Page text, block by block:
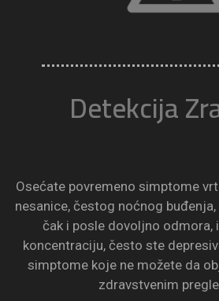
Detekcija
Osećate povremeno simptome
nesanice, čestog noćnog
čak i posle dovoljno odmora,
koncentraciju, često ste
simptome koje ne možete da
zdravstvenim